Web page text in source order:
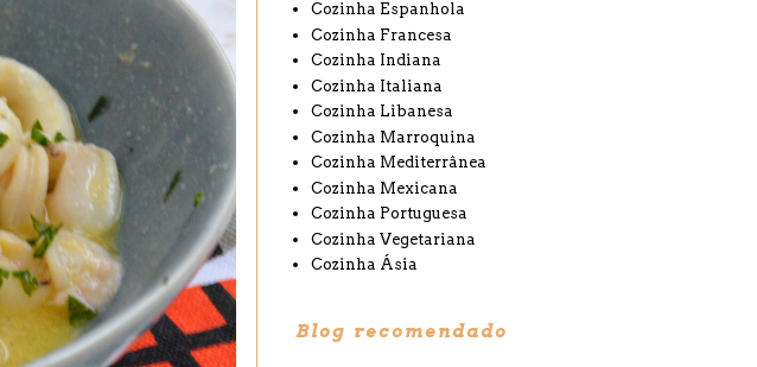
Cozinha Espanhola
Cozinha Francesa
Cozinha Indiana
Cozinha Italiana
Cozinha Libanesa
Cozinha Marroquina
Cozinha Mediterrânea
Cozinha Mexicana
Cozinha Portuguesa
Cozinha Vegetariana
Cozinha Ásia
Blog recomendado